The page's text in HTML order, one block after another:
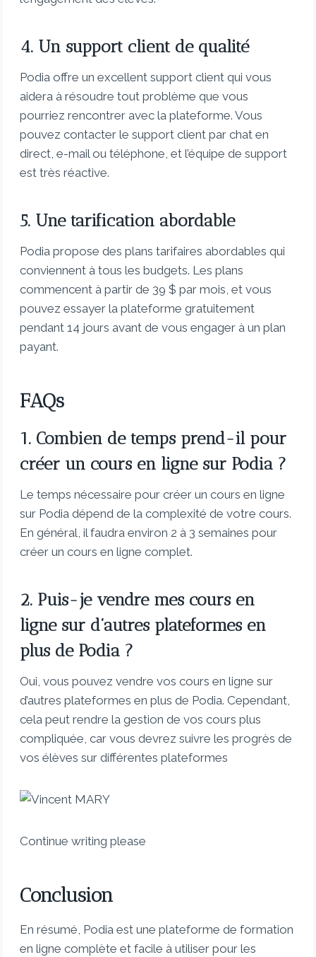
4. Un support client de qualité
Podia offre un excellent support client qui vous
aidera à résoudre tout problème que vous
pourriez rencontrer avec la plateforme. Vous
pouvez contacter le support client par chat en
direct, e-mail ou téléphone, et l’équipe de support
est très réactive.
5. Une tarification abordable
Podia propose des plans tarifaires abordables qui
conviennent à tous les budgets. Les plans
commencent à partir de 39 $ par mois, et vous
pouvez essayer la plateforme gratuitement
pendant 14 jours avant de vous engager à un plan
payant.
FAQs
1. Combien de temps prend-il pour
créer un cours en ligne sur Podia ?
Le temps nécessaire pour créer un cours en ligne
sur Podia dépend de la complexité de votre cours.
En général, il faudra environ 2 à 3 semaines pour
créer un cours en ligne complet.
2. Puis-je vendre mes cours en
ligne sur d’autres plateformes en
plus de Podia ?
Oui, vous pouvez vendre vos cours en ligne sur
d’autres plateformes en plus de Podia. Cependant,
cela peut rendre la gestion de vos cours plus
compliquée, car vous devrez suivre les progrès de
vos élèves sur différentes plateformes
Continue writing please
Conclusion
En résumé, Podia est une plateforme de formation
en ligne complète et facile à utiliser pour les